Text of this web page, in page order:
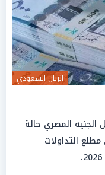
الريال السعودي
المصري حالة
التداولات